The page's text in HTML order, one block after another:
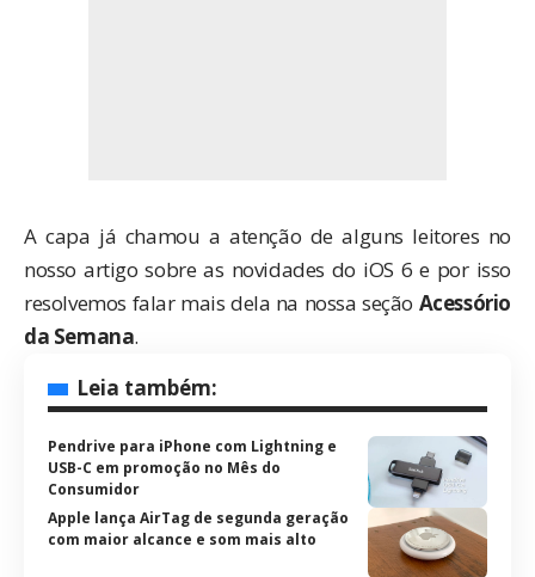
A capa já chamou a atenção de alguns leitores no
nosso artigo sobre as novidades do iOS 6 e por isso
resolvemos falar mais dela na nossa seção Acessório
da Semana.
Leia também:
Pendrive para iPhone com Lightning e
USB-C em promoção no Mês do
Consumidor
Apple lança AirTag de segunda geração
com maior alcance e som mais alto